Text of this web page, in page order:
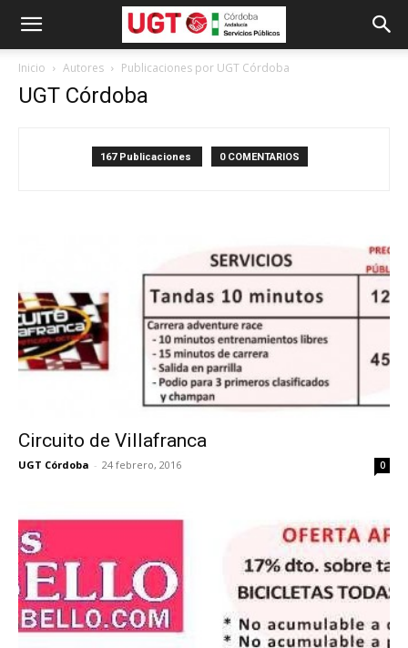
Inicio Autores Publicaciones por UGT Córdoba
UGT Córdoba
167 Publicaciones 0 COMENTARIOS
Circuito de Villafranca
UGT Córdoba - 24 febrero, 2016 0